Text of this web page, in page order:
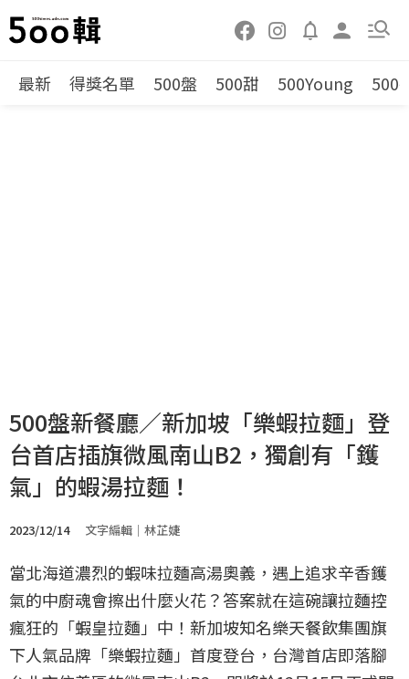
最新 得獎名單 500盤 500甜 500Young 500
500盤新餐廳／新加坡「樂蝦拉麵」登
台首店插旗微風南山B2，獨創有「鑊
氣」的蝦湯拉麵！
2023/12/14 文字編輯｜林芷婕
當北海道濃烈的蝦味拉麵高湯奧義，遇上追求辛香鑊
氣的中廚魂會擦出什麼火花？答案就在這碗讓拉麵控
瘋狂的「蝦皇拉麵」中！新加坡知名樂天餐飲集團旗
下人氣品牌「樂蝦拉麵」首度登台，台灣首店即落腳